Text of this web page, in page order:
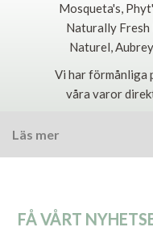
Mosqueta's,
Naturally Fresh
Naturel,
Vi har förmånliga
våra varor
Läs mer
FÅ VÅRT